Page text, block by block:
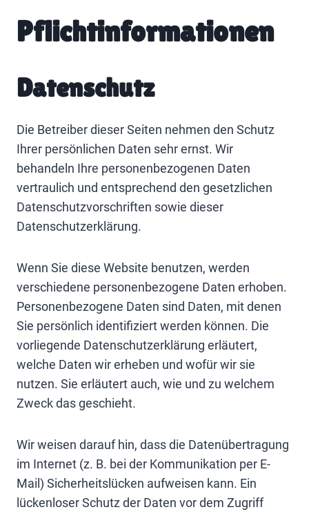
Pflichtinformationen
Datenschutz
Die Betreiber dieser Seiten nehmen den Schutz
Ihrer persönlichen Daten sehr ernst. Wir
behandeln Ihre personenbezogenen Daten
vertraulich und entsprechend den gesetzlichen
Datenschutzvorschriften sowie dieser
Datenschutzerklärung.
Wenn Sie diese Website benutzen, werden
verschiedene personenbezogene Daten erhoben.
Personenbezogene Daten sind Daten, mit denen
Sie persönlich identifiziert werden können. Die
vorliegende Datenschutzerklärung erläutert,
welche Daten wir erheben und wofür wir sie
nutzen. Sie erläutert auch, wie und zu welchem
Zweck das geschieht.
Wir weisen darauf hin, dass die Datenübertragung
im Internet (z. B. bei der Kommunikation per E-
Mail) Sicherheitslücken aufweisen kann. Ein
lückenloser Schutz der Daten vor dem Zugriff